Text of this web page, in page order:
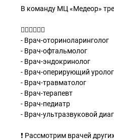
В команду МЦ «Медеор»
👩🏼‍⚕️👨🏼‍⚕️
- Врач-оториноларинголог
- Врач-офтальмолог
- Врач-эндокринолог
- Врач-оперирующий уролог
- Врач-травматолог
- Врач-терапевт
- Врач-педиатр
- Врач-ультразвуковой
❗️ Рассмотрим врачей